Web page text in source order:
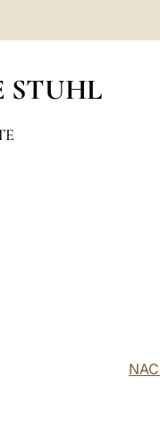
STUHL